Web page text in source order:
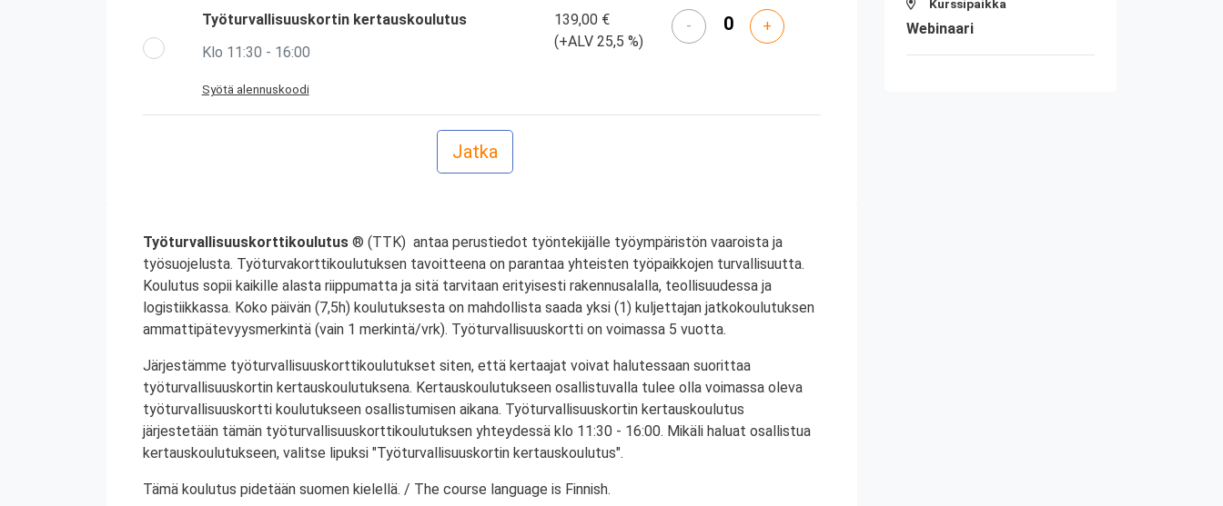
Työturvallisuuskortin kertauskoulutus
Klo 11:30 - 16:00
Syötä alennuskoodi
139,00 €
(+ALV 25,5 %)
- +
Työturvallisuuskorttikoulutus ® (TTK) antaa perustiedot työntekijälle työympäristön vaaroista ja
työsuojelusta. Työturvakorttikoulutuksen tavoitteena on parantaa yhteisten työpaikkojen turvallisuutta.
Koulutus sopii kaikille alasta riippumatta ja sitä tarvitaan erityisesti rakennusalalla, teollisuudessa ja
logistiikkassa. Koko päivän (7,5h) koulutuksesta on mahdollista saada yksi (1) kuljettajan jatkokoulutuksen
ammattipätevyysmerkintä (vain 1 merkintä/vrk). Työturvallisuuskortti on voimassa 5 vuotta.
Järjestämme työturvallisuuskorttikoulutukset siten, että kertaajat voivat halutessaan suorittaa
työturvallisuuskortin kertauskoulutuksena. Kertauskoulutukseen osallistuvalla tulee olla voimassa oleva
työturvallisuuskortti koulutukseen osallistumisen aikana. Työturvallisuuskortin kertauskoulutus
järjestetään tämän työturvallisuuskorttikoulutuksen yhteydessä klo 11:30 - 16:00. Mikäli haluat osallistua
kertauskoulutukseen, valitse lipuksi "Työturvallisuuskortin kertauskoulutus".
Tämä koulutus pidetään suomen kielellä. / The course language is Finnish.
Kurssipaikka
Webinaari